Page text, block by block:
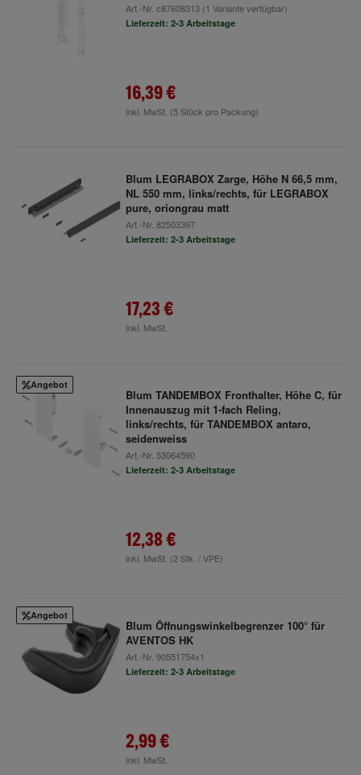
Art.-Nr. c87608313(1 Variante verfügbar)
Lieferzeit: 2-3 Arbeitstage
16,39 €
inkl. MwSt. (5 Stück pro Packung)
Blum LEGRABOX Zarge, Höhe N 66,5 mm,
NL 550 mm, links/rechts, für LEGRABOX
pure, oriongrau matt
Art.-Nr. 82503397
Lieferzeit: 2-3 Arbeitstage
17,23 €
inkl. MwSt.
Angebot
Blum TANDEMBOX Fronthalter, Höhe C, für
Innenauszug mit 1-fach Reling,
links/rechts, für TANDEMBOX antaro,
seidenweiss
Art.-Nr. 53064590
Lieferzeit: 2-3 Arbeitstage
12,38 €
inkl. MwSt. (2 Stk. / VPE)
Angebot
Blum Öffnungswinkelbegrenzer 100° für
AVENTOS HK
Art.-Nr. 90551754x1
Lieferzeit: 2-3 Arbeitstage
2,99 €
inkl. MwSt.